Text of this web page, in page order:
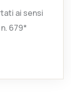
ai sensi
679*